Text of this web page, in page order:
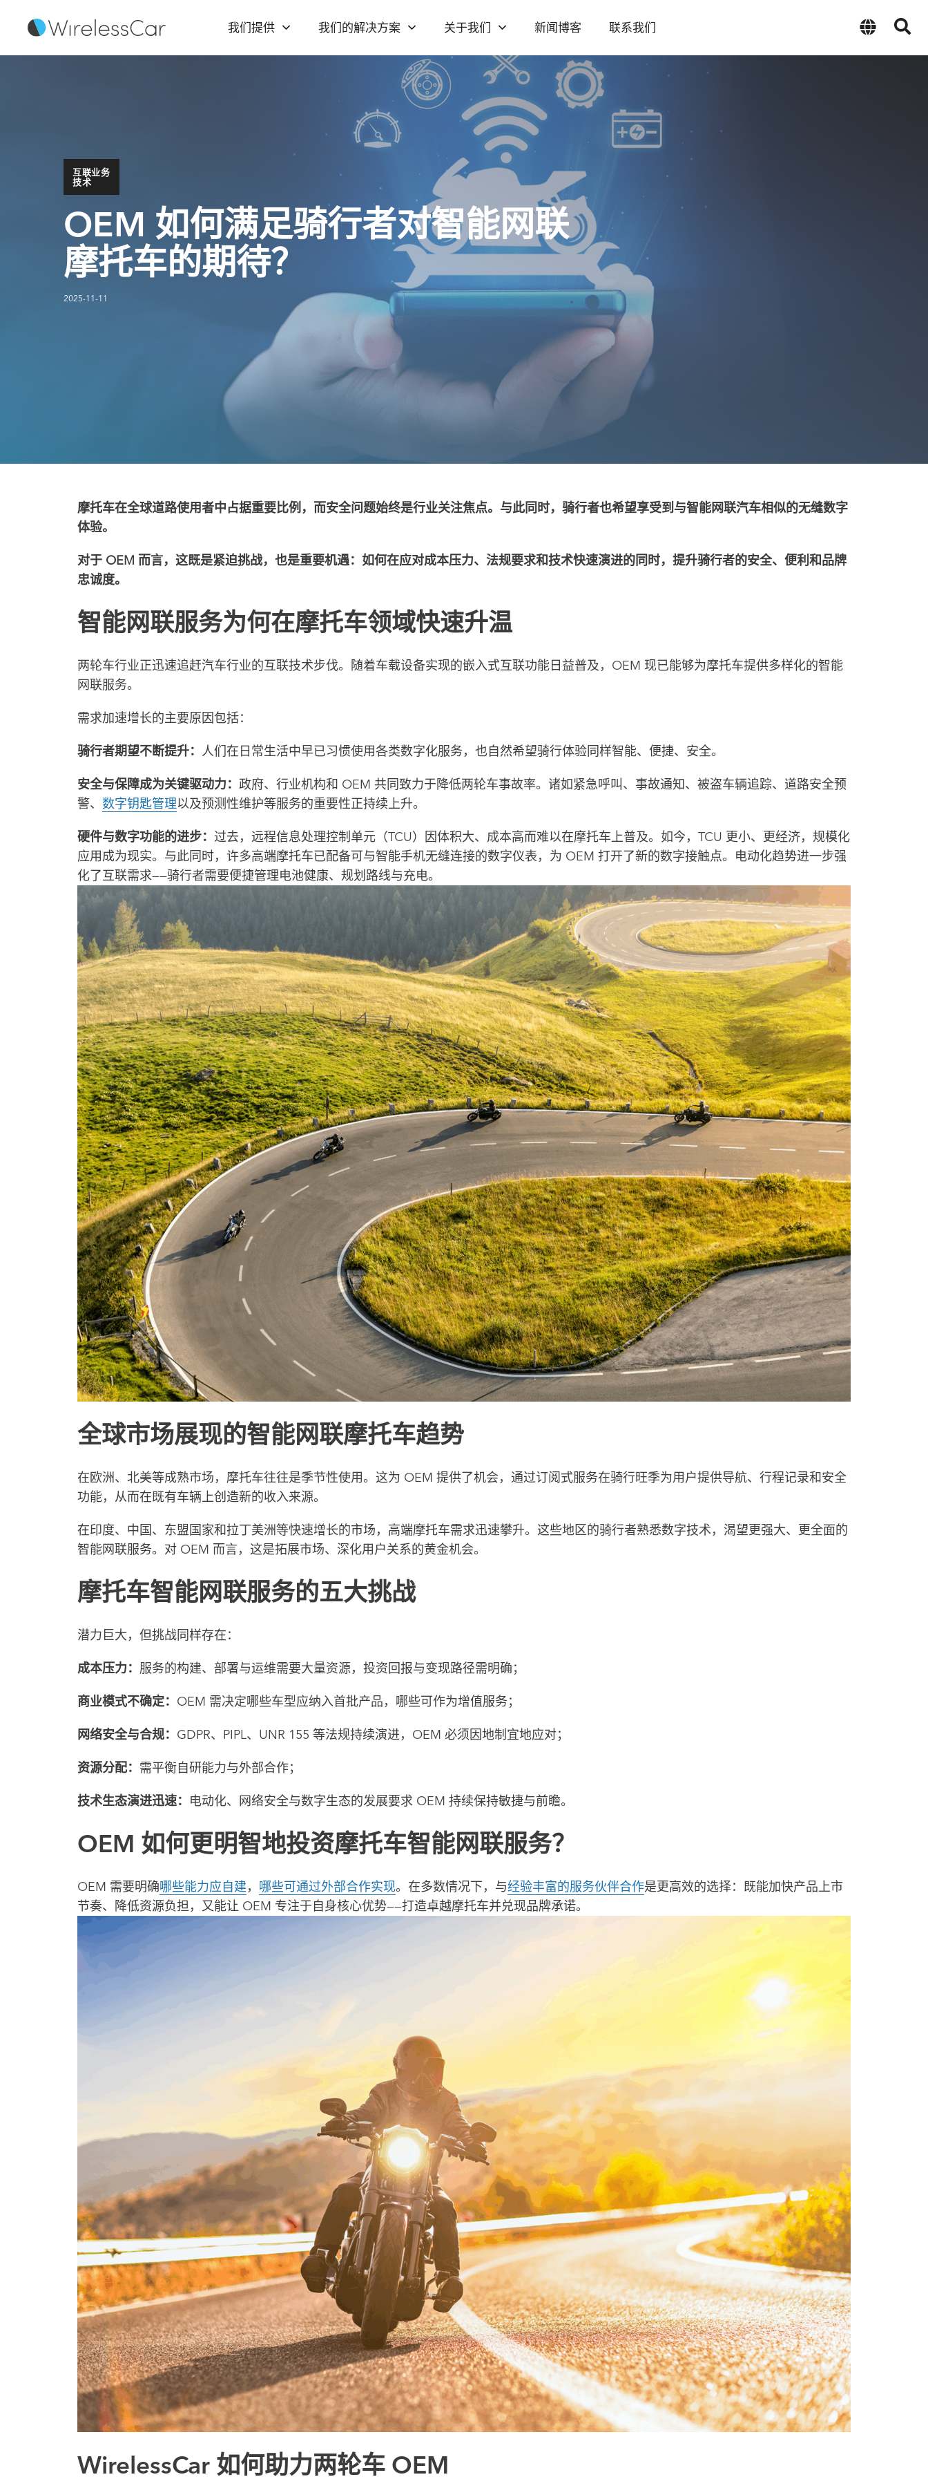
我们提供 我们的解决方案 关于我们 新闻博客 联系我们
互联业务
技术
OEM 如何满足骑行者对智能网联
摩托车的期待？
2025-11-11
摩托车在全球道路使用者中占据重要比例，而安全问题始终是行业关注焦点。与此同时，骑行者也希望享受到与智能网联汽车相似的无缝数字
体验。
对于 OEM 而言，这既是紧迫挑战，也是重要机遇：如何在应对成本压力、法规要求和技术快速演进的同时，提升骑行者的安全、便利和品牌
忠诚度。
智能网联服务为何在摩托车领域快速升温
两轮车行业正迅速追赶汽车行业的互联技术步伐。随着车载设备实现的嵌入式互联功能日益普及，OEM 现已能够为摩托车提供多样化的智能
网联服务。
需求加速增长的主要原因包括：
骑行者期望不断提升： 人们在日常生活中早已习惯使用各类数字化服务，也自然希望骑行体验同样智能、便捷、安全。
安全与保障成为关键驱动力： 政府、行业机构和 OEM 共同致力于降低两轮车事故率。诸如紧急呼叫、事故通知、被盗车辆追踪、道路安全预
警、 数字钥匙管理以及预测性维护等服务的重要性正持续上升。
硬件与数字功能的进步： 过去，远程信息处理控制单元（TCU）因体积大、成本高而难以在摩托车上普及。如今，TCU 更小、更经济，规模化
应用成为现实。与此同时，许多高端摩托车已配备可与智能手机无缝连接的数字仪表，为 OEM 打开了新的数字接触点。电动化趋势进一步强
化了互联需求——骑行者需要便捷管理电池健康、规划路线与充电。
全球市场展现的智能网联摩托车趋势
在欧洲、北美等成熟市场，摩托车往往是季节性使用。这为 OEM 提供了机会，通过订阅式服务在骑行旺季为用户提供导航、行程记录和安全
功能，从而在既有车辆上创造新的收入来源。
在印度、中国、东盟国家和拉丁美洲等快速增长的市场，高端摩托车需求迅速攀升。这些地区的骑行者熟悉数字技术，渴望更强大、更全面的
智能网联服务。对 OEM 而言，这是拓展市场、深化用户关系的黄金机会。
摩托车智能网联服务的五大挑战
潜力巨大，但挑战同样存在：
成本压力： 服务的构建、部署与运维需要大量资源，投资回报与变现路径需明确；
商业模式不确定： OEM 需决定哪些车型应纳入首批产品，哪些可作为增值服务；
网络安全与合规： GDPR、PIPL、UNR 155 等法规持续演进，OEM 必须因地制宜地应对；
资源分配： 需平衡自研能力与外部合作；
技术生态演进迅速： 电动化、网络安全与数字生态的发展要求 OEM 持续保持敏捷与前瞻。
OEM 如何更明智地投资摩托车智能网联服务？
OEM 需要明确哪些能力应自建， 哪些可通过外部合作实现。在多数情况下，与经验丰富的服务伙伴合作是更高效的选择：既能加快产品上市
节奏、降低资源负担，又能让 OEM 专注于自身核心优势——打造卓越摩托车并兑现品牌承诺。
WirelessCar 如何助力两轮车 OEM